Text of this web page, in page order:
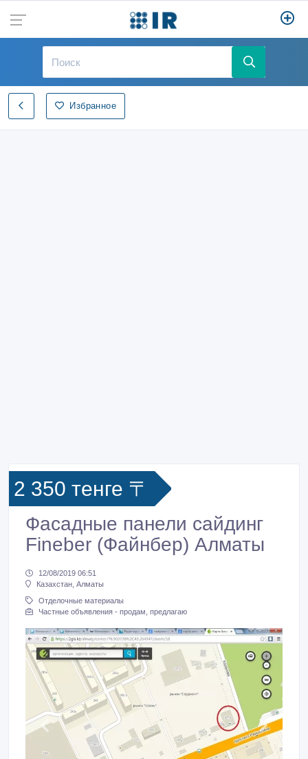
Избранное
2 350 тенге 〒
Фасадные панели сайдинг
Fineber (Файнбер) Алматы
12/08/2019 06:51
Казахстан, Алматы
Отделочные материалы
Частные объявления - продам, предлагаю